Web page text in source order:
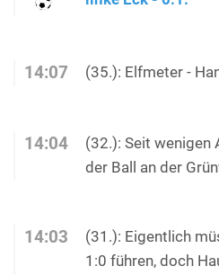
14:07 (35.): Elfmeter -
14:04
(32.): Seit wenigen
der Ball an der
14:03
(31.): Eigentlich
1:0 führen, doch